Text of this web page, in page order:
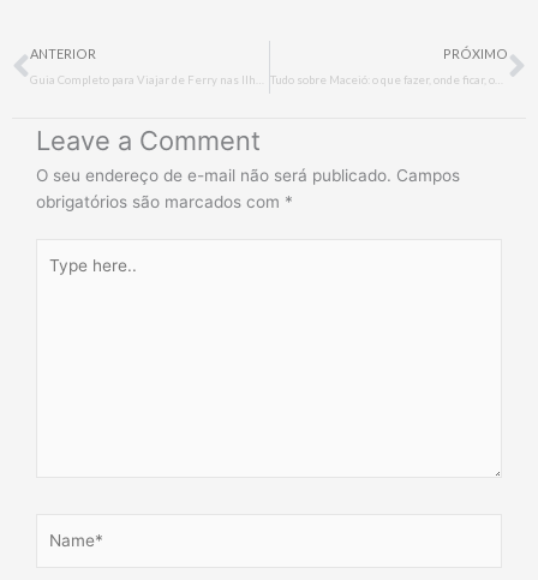
Prev
ANTERIOR PRÓXIMO
Tudo sobre Maceió: o que fazer, onde ficar, onde comer e muito mais
Leave a Comment
O seu endereço de e-mail não será publicado. Campos
obrigatórios são marcados com *
here..